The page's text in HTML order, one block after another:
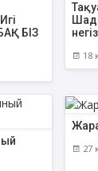
БІЗ
18
27